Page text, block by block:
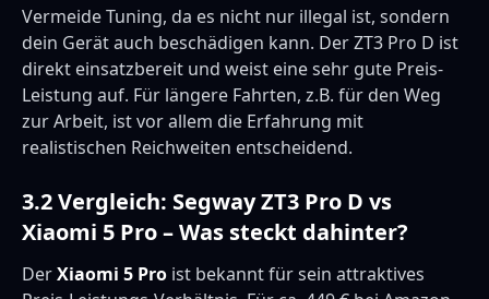
Vermeide Tuning, da es nicht nur illegal ist, sondern
dein Gerät auch beschädigen kann. Der ZT3 Pro D ist
direkt einsatzbereit und weist eine sehr gute Preis-
Leistung auf. Für längere Fahrten, z.B. für den Weg
zur Arbeit, ist vor allem die Erfahrung mit
realistischen Reichweiten entscheidend.
3.2 Vergleich: Segway ZT3 Pro D vs
Xiaomi 5 Pro – Was steckt dahinter?
DerXiaomi 5 Pro ist bekannt für sein attraktives